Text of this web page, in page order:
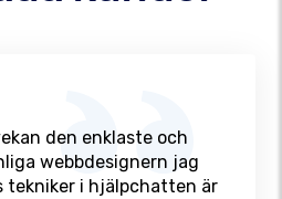
den enklaste och
webbdesignern jag
tekniker i hjälpchatten är